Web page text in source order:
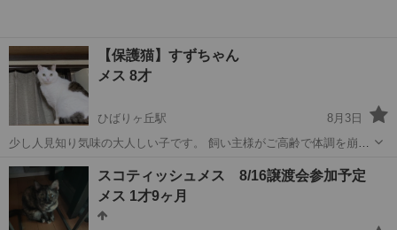
【保護猫】すずちゃん
メス 8才
ひばりヶ丘駅
8月3日
少し人見知り気味の大人しい子です。 飼い主様がご高齢で体調を崩さ
完全室内飼いの為近年のワクチンは未接種だそうです。 不妊手術済
み。 お問い合わせの際にお...
東京 西東京市
スコティッシュメス 8/16譲渡会参加予定
メス 1才9ヶ月